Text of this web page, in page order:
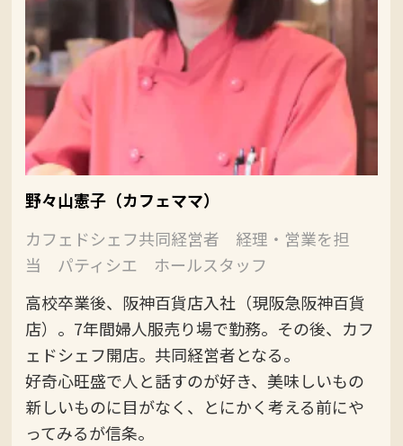
野々山憲子（カフェママ）
カフェドシェフ共同経営者 経理・営業を担
当 パティシエ ホールスタッフ
高校卒業後、阪神百貨店入社（現阪急阪神百貨
店）。7年間婦人服売り場で勤務。その後、カフ
ェドシェフ開店。共同経営者となる。
好奇心旺盛で人と話すのが好き、美味しいもの
新しいものに目がなく、とにかく考える前にや
ってみるが信条。